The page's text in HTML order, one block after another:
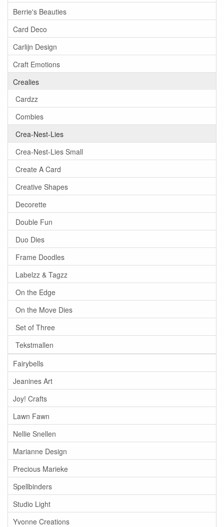
Berrie's Beauties
Card Deco
Carlijn Design
Craft Emotions
Crealies
Cardzz
Combies
Crea-Nest-Lies
Crea-Nest-Lies Small
Create A Card
Creative Shapes
Decorette
Double Fun
Duo Dies
Frame Doodles
Labelzz & Tagzz
On the Edge
On the Move Dies
Set of Three
Tekstmallen
Fairybells
Jeanines Art
Joy! Crafts
Lawn Fawn
Nellie Snellen
Marianne Design
Precious Marieke
Spellbinders
Studio Light
Yvonne Creations